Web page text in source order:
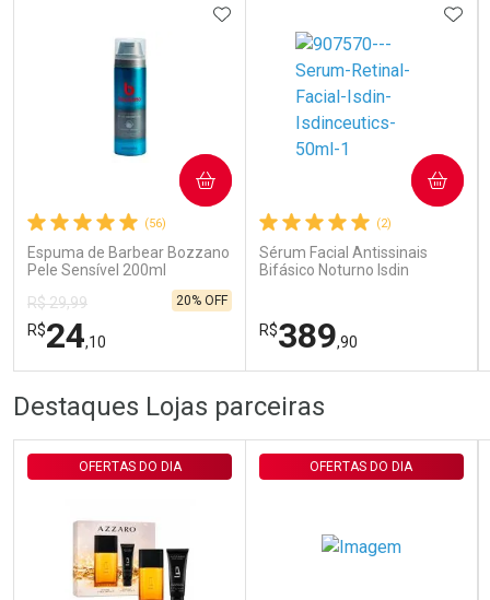
Comprar sem Desconto
Por R$ 29,30/cada
Comprar sem Desconto
Por R$ 29,30/cada
(56)
Espuma de Barbear Bozzano
Pele Sensível 200ml
R$ 29,99
R$24,10
20% OFF
ADICIONAR AOS FAVORITOS
COMPRAR
FECHAR
Laboratório
FECHAR
Por Menos
(2)
Sérum Facial Antissinais
Bifásico Noturno Isdin
R$389,90
COMPRAR
Por Menos
Destaques Lojas parceiras
OFERTAS DO DIA OFERTAS DO DIA